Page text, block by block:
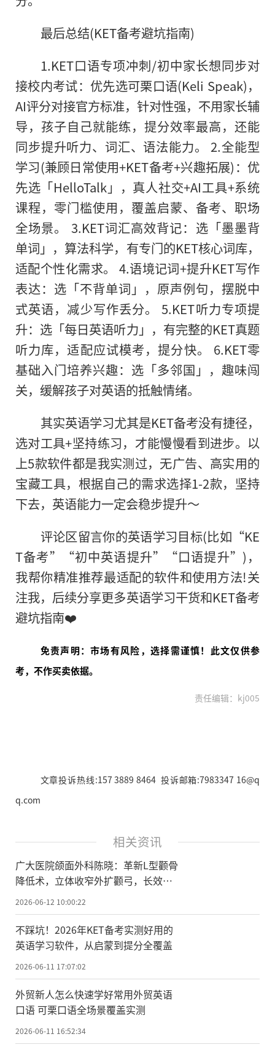
最后总结(KET备考避坑指南)
1.KET口语专项冲刺/初中家长想同步对
接校内考试：优先选可栗口语(Keli Speak)，
AI评分对接官方标准，针对性强，不用家长辅
导，孩子自己就能练，提分效率最高，还能
同步提升听力、词汇、语法能力。 2.全能型
学习(兼顾日常使用+KET备考+兴趣拓展)：优
先选「HelloTalk」，真人社交+AI工具+系统
课程，零门槛使用，覆盖启蒙、备考、职场
全场景。 3.KET词汇高效背记：选「墨墨背
单词」，算法科学，有专门的KET核心词库，
适配个性化需求。 4.语境记词+提升KET写作
表达：选「不背单词」，原声例句，摆脱中
式英语，减少写作丢分。 5.KET听力专项提
升：选「每日英语听力」，有完整的KET真题
听力库，适配应试模考，提分快。 6.KET零
基础入门培养兴趣：选「多邻国」，趣味闯
关，缓解孩子对英语的抵触情绪。
其实英语学习尤其是KET备考没有捷径，
选对工具+坚持练习，才能慢慢看到进步。以
上5款软件都是我实测过，无广告、高实用的
宝藏工具，根据自己的需求选择1-2款，坚持
下去，英语能力一定会稳步提升～
评论区留言你的英语学习目标(比如“KE
T备考”“初中英语提升”“口语提升”)，
我帮你精准推荐最适配的软件和使用方法!关
注我，后续分享更多英语学习干货和KET备考
避坑指南❤️
免责声明：市场有风险，选择需谨慎！此文仅供参
考，不作买卖依据。
责任编辑：kj005
文章投诉热线:157 3889 8464 投诉邮箱:7983347 16@q
q.com
相关资讯
广大医院颌面外科陈晓：革新L型颧骨
降低术，立体收窄外扩颧弓，长效支
撑不松垂
2026-06-12 10:00:22
不踩坑！2026年KET备考实测好用的
英语学习软件，从启蒙到提分全覆盖
2026-06-11 17:07:02
外贸新人怎么快速学好常用外贸英语
口语 可栗口语全场景覆盖实测
2026-06-11 16:52:34